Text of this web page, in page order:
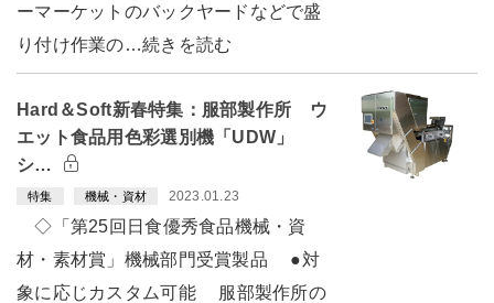
ーマーケットのバックヤードなどで盛
り付け作業の…続きを読む
Hard＆Soft新春特集：服部製作所 ウ
エット食品用色彩選別機「UDW」
シ…
特集 機械・資材 2023.01.23
◇「第25回日食優秀食品機械・資
材・素材賞」機械部門受賞製品 ●対
象に応じカスタム可能 服部製作所の